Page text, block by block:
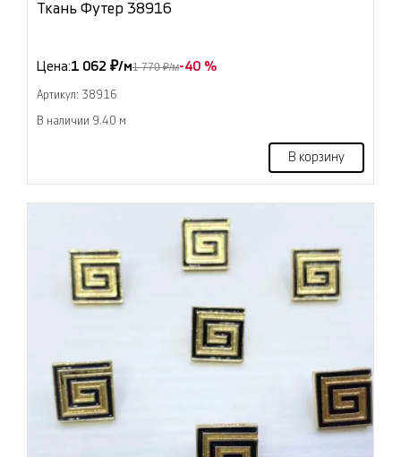
Ткань Футер 38916
Цена:1 062 ₽/м1 770 ₽/м-40 %
Артикул: 38916
В наличии 9.40 м
В корзину